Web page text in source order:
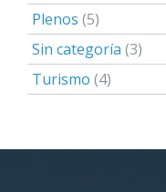
Plenos (5)
Sin categoría (3)
Turismo (4)